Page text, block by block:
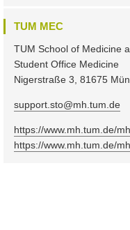
TUM MEC
TUM School of Medicine
Student Office Medicine
Nigerstraße 3, 81675
support.sto@mh.tum.de
https://www.mh.tum.de/
https://www.mh.tum.de/